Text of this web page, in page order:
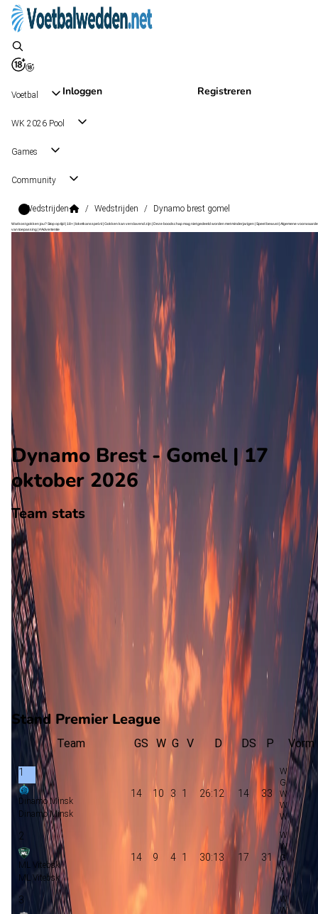
Inloggen Registreren
Voetbal
WK 2026 Pool
Games
Community
Wedstrijden / Wedstrijden / Dynamo brest gomel
Wat kost gokken jou? Stop op tijd | 18+ | loketkansspel.nl | Gokken kan verslavend zijn | Deze boodschap mag niet gedeeld worden met minderjarigen | Speel bewust | Algemene
van toepassing | #Advertentie
Premier League
Alle wedstrijden
Dynamo Brest - Gomel
Voorbeschouwing
Dynamo Brest - Gomel | 17
oktober 2026
Team stats
Dynamo Brest
Dynamo Brest
-
Gomel
Gomel
29aantal goals
9gewonnen
verloren
vorm
Stand Premier League
Team GS W G V D DS P Vorm
1
Dinamo Minsk
Dinamo Minsk
14 10 3 1 26:12 14 33
2
ML Vitebsk
ML Vitebsk
14 9 4 1 30:13 17 31
3